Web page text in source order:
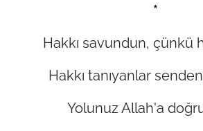
*
Hakkı savundun, çünkü
Hakkı tanıyanlar
Yolunuz Allah'a